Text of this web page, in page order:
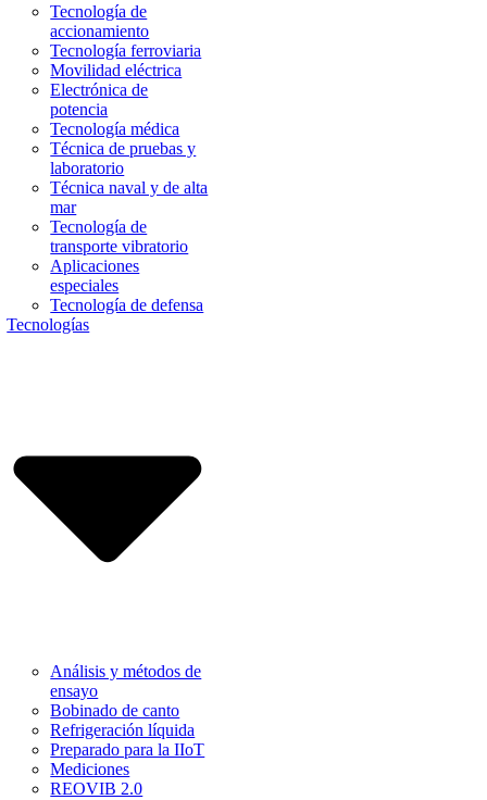
Tecnología de
accionamiento
Tecnología ferroviaria
Movilidad eléctrica
Electrónica de
potencia
Tecnología médica
Técnica de pruebas y
laboratorio
Técnica naval y de alta
mar
Tecnología de
transporte vibratorio
Aplicaciones
especiales
Tecnología de defensa
Tecnologías
Análisis y métodos de
ensayo
Bobinado de canto
Refrigeración líquida
Preparado para la IIoT
Mediciones
REOVIB 2.0